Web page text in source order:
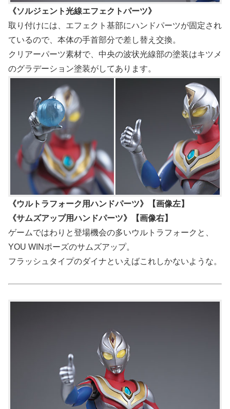
《ソルジェント光線エフェクトパーツ》
取り付けには、エフェクト基部にハンドパーツが固定され
ているので、本体の手首部分で差し替え交換。
クリアーパーツ素材で、中央の波状光線部の塗装はキツメ
のグラデーション塗装がしてあります。
《ウルトラフォーク用ハンドパーツ》【画像左】
《サムズアップ用ハンドパーツ》【画像右】
ゲームではわりと登場機会の多いウルトラフォークと、
YOU WINポーズのサムズアップ。
フラッシュタイプのダイナといえばこれしかないような。